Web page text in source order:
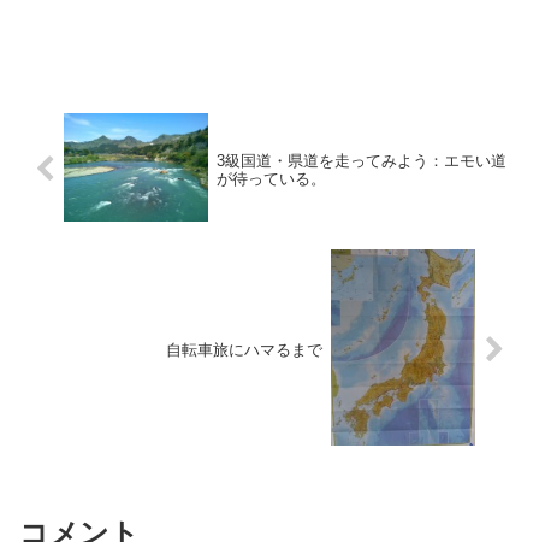
3級国道・県道を走ってみよう：エモい道
が待っている。
自転車旅にハマるまで
コメント